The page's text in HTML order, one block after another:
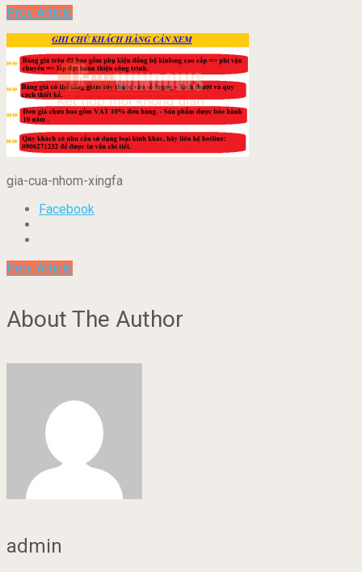
Prev Article
gia-cua-nhom-xingfa
Facebook
Prev Article
About The Author
admin